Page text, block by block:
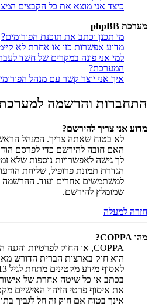
כיצד אני מוצא את כל הקבצים
מערכת phpBB
מי תכנן וכתב את תוכנת הפורומים?
מדוע אפשרות כזו או אחרת לא
למי אני פונה במקרים של חשד
המערכת?
איך אני יוצר קשר עם מנהל
התחברות והרשמה
מדוע אני צריך להירשם?
לא בטוח שאתה צריך. המנהל
האם חובה להירשם כדי לפרסם
לך גישה לאפשרויות נוספות שלא
הגדרת תמונת פרופיל, שליחת
למשתמשים אחרים ועוד. ההרשמה
שמומלץ להירשם.
חזרה למעלה
מהו COPPA?
הוא חוק בארצות הברית הדורש
בכתב או כל שיטה אחרת של
אינך בטוח אם חוק זה חל לגביך